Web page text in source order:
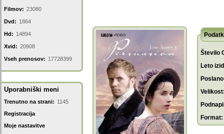
Filmov: 23080
Dvd: 1864
Hd: 14894
Xvid: 20908
Vseh prenosov: 17728399
Uporabniški meni
Trenutno na strani: 1145
Registracija
Moje nastavitve
Število
Leto
Format: